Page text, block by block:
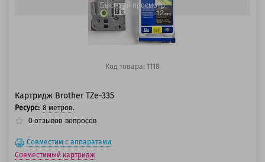
Быстрый просмотр
Код товара: 1118
Картридж Brother TZe-335
Ресурс: 8 метров.
0 отзывов вопросов
Совместим с аппаратами
Совместимый картридж